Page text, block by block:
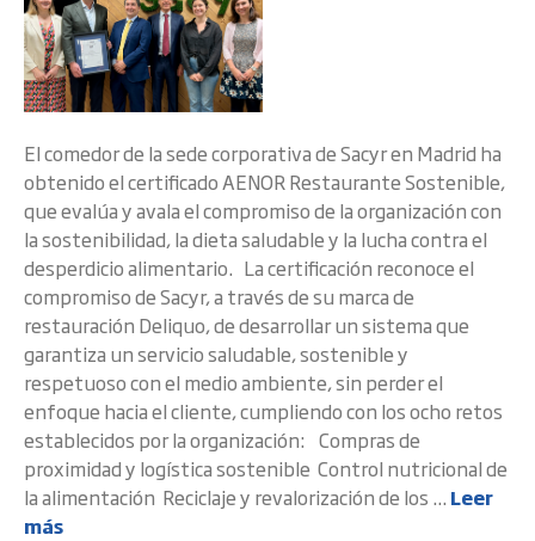
El comedor de la sede corporativa de Sacyr en Madrid ha
obtenido el certificado AENOR Restaurante Sostenible,
que evalúa y avala el compromiso de la organización con
la sostenibilidad, la dieta saludable y la lucha contra el
desperdicio alimentario. La certificación reconoce el
compromiso de Sacyr, a través de su marca de
restauración Deliquo, de desarrollar un sistema que
garantiza un servicio saludable, sostenible y
respetuoso con el medio ambiente, sin perder el
enfoque hacia el cliente, cumpliendo con los ocho retos
establecidos por la organización: Compras de
proximidad y logística sostenible Control nutricional de
la alimentación Reciclaje y revalorización de los ... Leer
más